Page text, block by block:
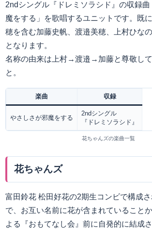
2ndシングル『ドレミソラシド』の収録
魔をする」を歌唱するユニットです。既
穂を含む加藤史帆、渡邉美穂、上村ひな
となります。
名称の由来は上村→渡邉→加藤と尊敬して
と。
楽曲 収録
やさしさが邪魔をする
2ndシングル
『ドレミソラシド』
花ちゃんズの楽曲一覧
花ちゃんズ
富田鈴花 松田好花の2期生コンビで構成さ
で、お互い名前に花が含まれていること
よる『おもてなし会』前に自発的に結成さ